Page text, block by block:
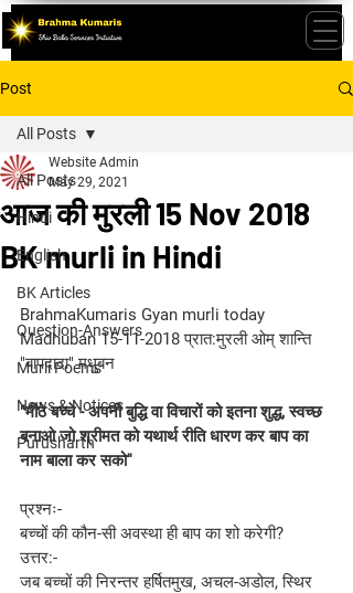
Post
All Posts
Hindi
English
BK Articles
Question-Answers
Murli Poems
News & Notices
Purusharth
All Posts
आज की मुरली 15 Nov 2018
BK murli in Hindi
Website Admin
May 29, 2021
BrahmaKumaris Gyan murli today
Madhuban 15-11-2018 प्रात:मुरली ओम् शान्ति
"बापदादा" मधुबन
"मीठे बच्चे - अपनी बुद्धि वा विचारों को इतना शुद्ध, स्वच्छ
बनाओ जो श्रीमत को यथार्थ रीति धारण कर बाप का
नाम बाला कर सको''
प्रश्नः-
बच्चों की कौन-सी अवस्था ही बाप का शो करेगी?
उत्तर:-
जब बच्चों की निरन्तर हर्षितमुख, अचल-अडोल, स्थिर